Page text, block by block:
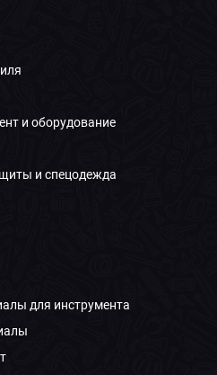
и оборудование
и спецодежда
для инструмента